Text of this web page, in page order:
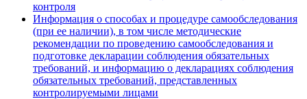
контроля
Информация о способах и процедуре самообследования
(при ее наличии), в том числе методические
рекомендации по проведению самообследования и
подготовке декларации соблюдения обязательных
требований, и информацию о декларациях соблюдения
обязательных требований, представленных
контролируемыми лицами